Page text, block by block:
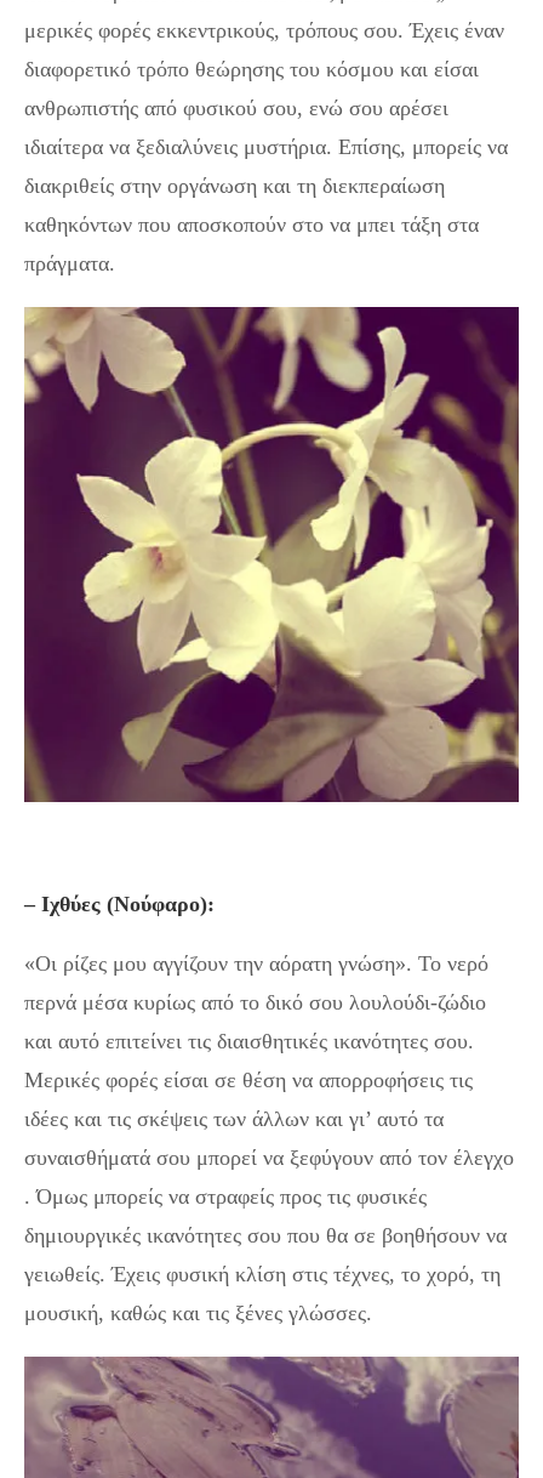
μερικές φορές εκκεντρικούς, τρόπους σου. Έχεις έναν
διαφορετικό τρόπο θεώρησης του κόσμου και είσαι
ανθρωπιστής από φυσικού σου, ενώ σου αρέσει
ιδιαίτερα να ξεδιαλύνεις μυστήρια. Επίσης, μπορείς να
διακριθείς στην οργάνωση και τη διεκπεραίωση
καθηκόντων που αποσκοπούν στο να μπει τάξη στα
πράγματα.
– Ιχθύες (Νούφαρο):
«Οι ρίζες μου αγγίζουν την αόρατη γνώση». Το νερό
περνά μέσα κυρίως από το δικό σου λουλούδι-ζώδιο
και αυτό επιτείνει τις διαισθητικές ικανότητες σου.
Μερικές φορές είσαι σε θέση να απορροφήσεις τις
ιδέες και τις σκέψεις των άλλων και γι’ αυτό τα
συναισθήματά σου μπορεί να ξεφύγουν από τον έλεγχο
. Όμως μπορείς να στραφείς προς τις φυσικές
δημιουργικές ικανότητες σου που θα σε βοηθήσουν να
γειωθείς. Έχεις φυσική κλίση στις τέχνες, το χορό, τη
μουσική, καθώς και τις ξένες γλώσσες.